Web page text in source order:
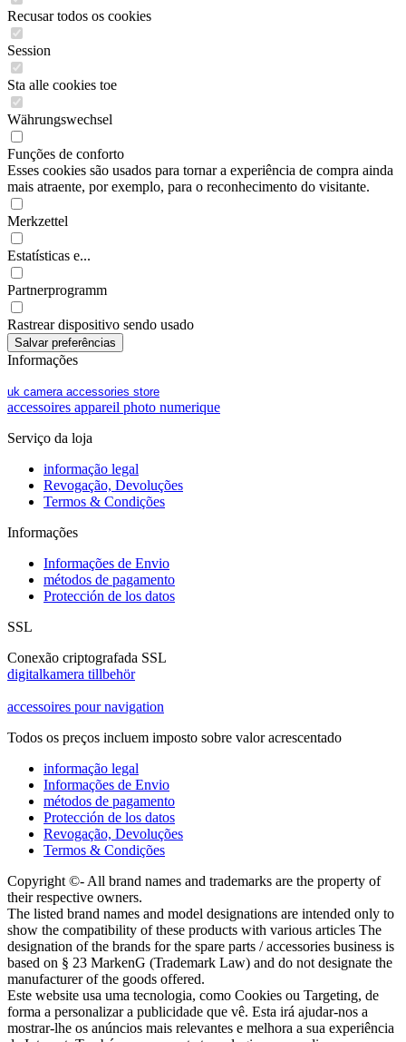
Recusar todos os cookies
Session
Sta alle cookies toe
Währungswechsel
Funções de conforto
Esses cookies são usados para tornar a experiência de compra ainda
mais atraente, por exemplo, para o reconhecimento do visitante.
Merkzettel
Estatísticas e...
Partnerprogramm
Rastrear dispositivo sendo usado
Informações
uk camera accessories store
accessoires appareil photo numerique
Serviço da loja
informação legal
Revogação, Devoluções
Termos & Condições
Informações
Informações de Envio
métodos de pagamento
Protección de los datos
SSL
Conexão criptografada SSL
digitalkamera tillbehör
accessoires pour navigation
Todos os preços incluem imposto sobre valor acrescentado
informação legal
Informações de Envio
métodos de pagamento
Protección de los datos
Revogação, Devoluções
Termos & Condições
Copyright ©- All brand names and trademarks are the property of
their respective owners.
The listed brand names and model designations are intended only to
show the compatibility of these products with various articles The
designation of the brands for the spare parts / accessories business is
based on § 23 MarkenG (Trademark Law) and do not designate the
manufacturer of the goods offered.
Este website usa uma tecnologia, como Cookies ou Targeting, de
forma a personalizar a publicidade que vê. Esta irá ajudar-nos a
mostrar-lhe os anúncios mais relevantes e melhora a sua experiência